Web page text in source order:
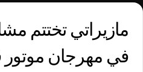
مازيراتي تختتم
في مهرجان موتور